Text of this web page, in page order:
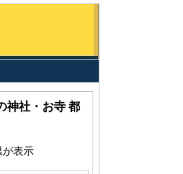
神社・お寺 都
表示